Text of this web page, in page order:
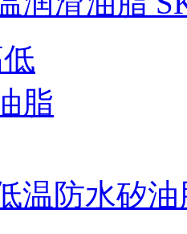
温防水矽油